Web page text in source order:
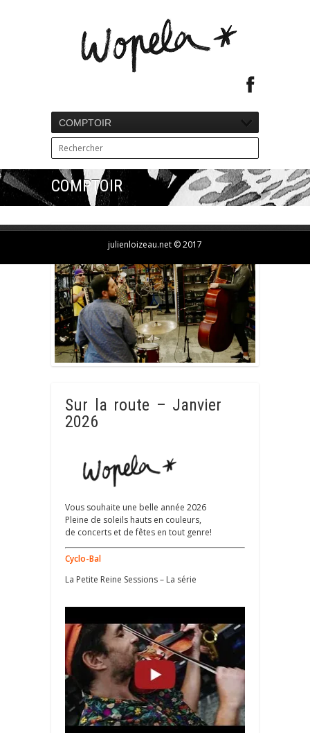
COMPTOIR
COMPTOIR
Sur la route – Janvier
2026
Vous souhaite une belle année 2026
Pleine de soleils hauts en couleurs,
de concerts et de fêtes en tout genre!
Cyclo-Bal
La Petite Reine Sessions – La série
julienloizeau.net © 2017